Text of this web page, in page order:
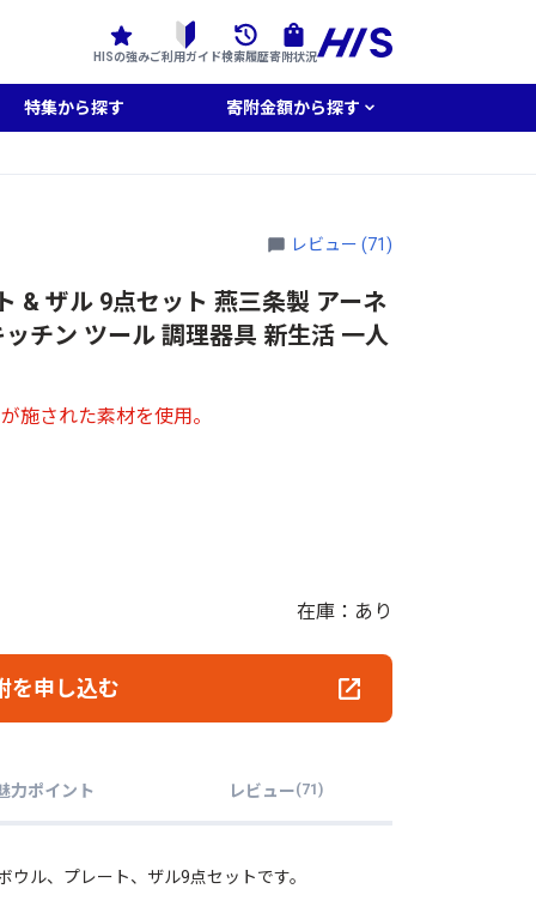
HISの強みご利用ガイド検索履歴寄附状況
特集から探す 寄附金額から探す
レビュー (71)
& ザル 9点セット 燕三条製 アーネ
チン ツール 調理器具 新生活 一人
施された素材を使用。
在庫：あり
を申し込む
力ポイント レビュー(71 )
ル、プレート、ザル9点セットです。